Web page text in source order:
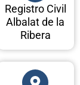
Registro Civil
Albalat de la
Ribera